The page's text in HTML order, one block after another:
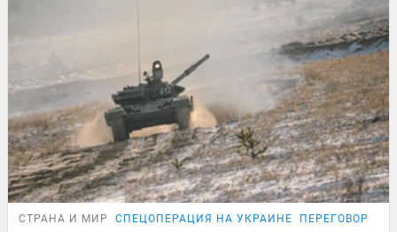
СТРАНА И МИР СПЕЦОПЕРАЦИЯ НА УКРАИНЕ ПЕРЕГОВОРЫ